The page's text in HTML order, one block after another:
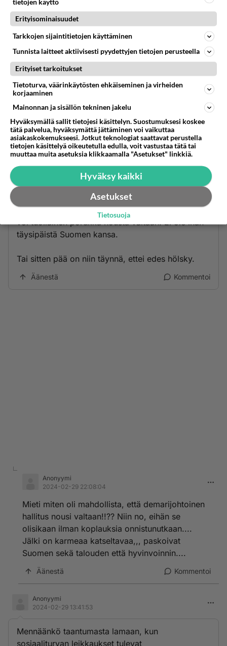
vuokrarahoista ay johtajilleen.
https://yle.fi/a/3-8462252
Äänestä Kommentoi
Anonyymi
2024-02-29 13:30:31
"Hallituksen kaikki lupaukset "Vahvasta Suomesta"
ovat valhetta"
Kerroin tuon jo ennen vaaleja, koska sen nyt tiesi
ihan asiaa vähän ajattelemalla, mitä noista seuraa.
Liian harva uskoi minua. Nyt sitten oikeistoa
äänestäneet saavat, mitä äänestivät ja muut, sitä
mitä nimenomaan eivät äänestäneet.
Uskomatonta, että Suomessa tällä vuosituhannella
voi tuollainen porukka nousta valtaan. Ei ole ihan
täysipäistä Suomen kansa.
Tai sitten pää on niin täynnä, ettei edes hölsky.
Äänestä Kommentoi
Anonyymi
2024-02-29 22:08:04
Mieti miten oli mahdollista, että demarijohtoinen
hallitus nousi valtaan!!?? Niin no, eihän se
olisikaan ilman koplauksia onnistunutkaan....
Jälki on karmeaa katseltavaa,,, paskoivat
Suomen sekä talouden että hyvinvoinnin....
Äänestä Kommentoi
Anonyymi
2024-02-29 13:41:53
Mennäänkö taantumasta lamaan, kun
sosiaaliturvan leikkaukset tulevat
tietojen käyttö
Erityisominaisuudet
Tarkkojen sijaintitietojen käyttäminen
Tunnista laitteet aktiivisesti pyydettyjen tietojen perusteella
Erityiset tarkoitukset
Tietoturva, väärinkäytösten ehkäiseminen ja virheiden
korjaaminen
Mainonnan ja sisällön tekninen jakelu
Hyväksymällä sallit tietojesi käsittelyn. Suostumuksesi koskee
tätä palvelua, hyväksymättä jättäminen voi vaikuttaa
asiakaskokemukseesi. Jotkut teknologiat saattavat perustella
tietojen käsittelyä oikeutetulla edulla, voit vastustaa tätä tai
muuttaa muita asetuksia klikkaamalla "Asetukset" linkkiä.
Hyväksy kaikki
Asetukset
Tietosuoja